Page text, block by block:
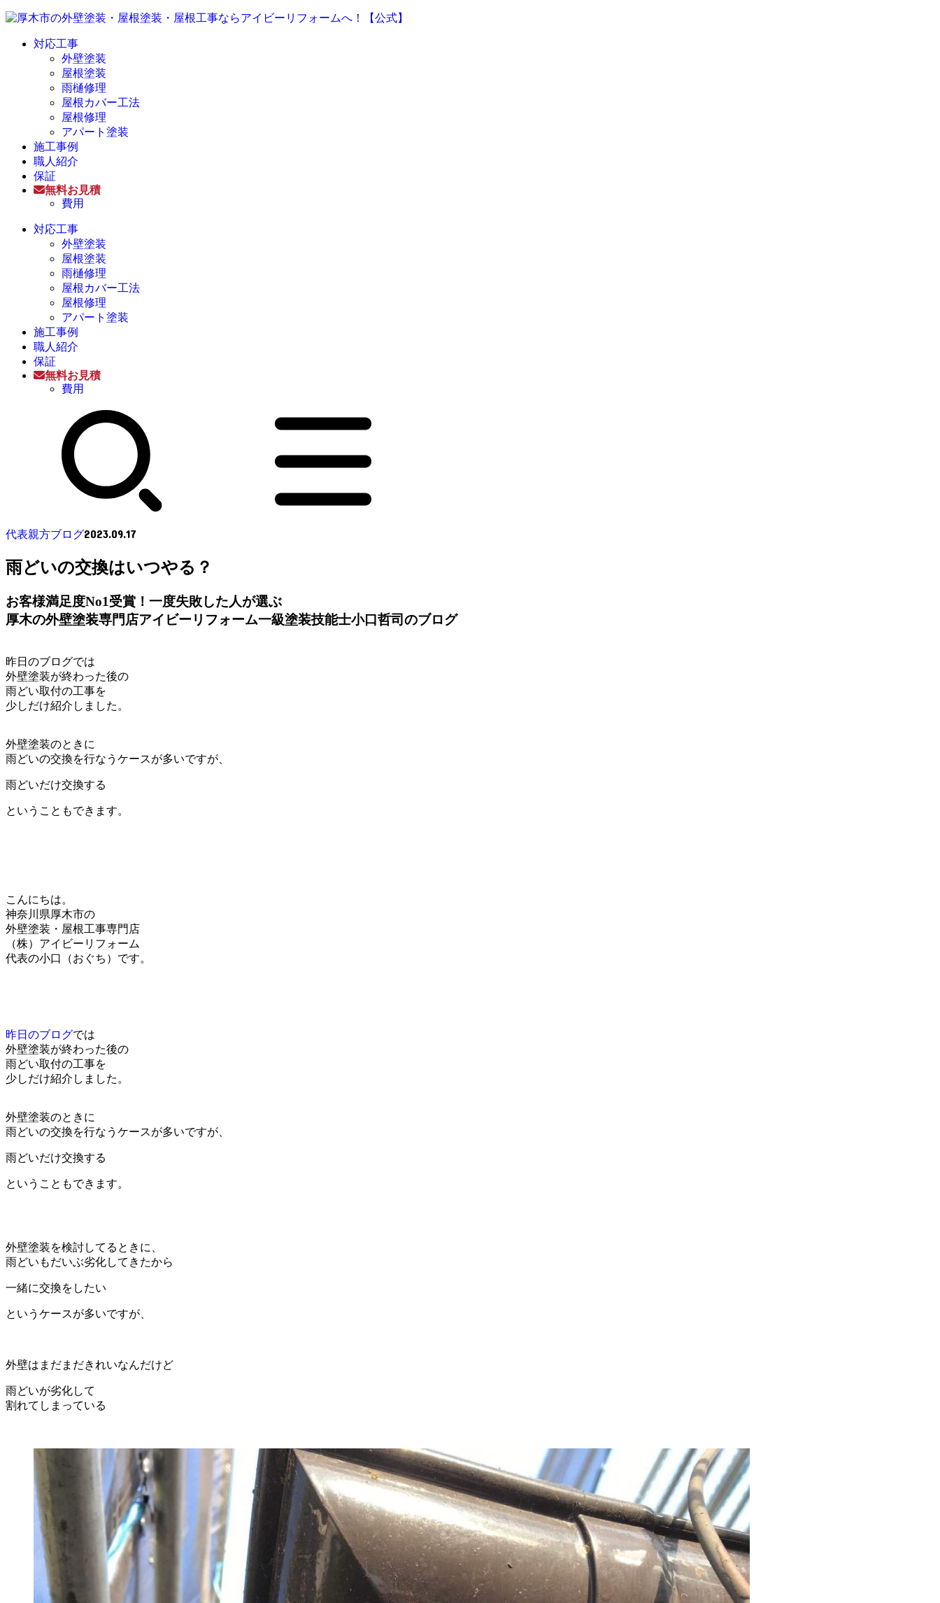
対応工事
外壁塗装
屋根塗装
雨樋修理
屋根カバー工法
屋根修理
アパート塗装
施工事例
職人紹介
保証
無料お見積
費用
対応工事
外壁塗装
屋根塗装
雨樋修理
屋根カバー工法
屋根修理
アパート塗装
施工事例
職人紹介
保証
無料お見積
費用
代表親方ブログ2023.09.17
雨どいの交換はいつやる？
お客様満足度No1受賞！一度失敗した人が選ぶ
厚木の外壁塗装専門店アイビーリフォーム一級塗装技能士小口哲司のブログ
昨日のブログでは
外壁塗装が終わった後の
雨どい取付の工事を
少しだけ紹介しました。
外壁塗装のときに
雨どいの交換を行なうケースが多いですが、
雨どいだけ交換する
ということもできます。
こんにちは。
神奈川県厚木市の
外壁塗装・屋根工事専門店
（株）アイビーリフォーム
代表の小口（おぐち）です。
昨日のブログでは
外壁塗装が終わった後の
雨どい取付の工事を
少しだけ紹介しました。
外壁塗装のときに
雨どいの交換を行なうケースが多いですが、
雨どいだけ交換する
ということもできます。
外壁塗装を検討してるときに、
雨どいもだいぶ劣化してきたから
一緒に交換をしたい
というケースが多いですが、
外壁はまだまだきれいなんだけど
雨どいが劣化して
割れてしまっている